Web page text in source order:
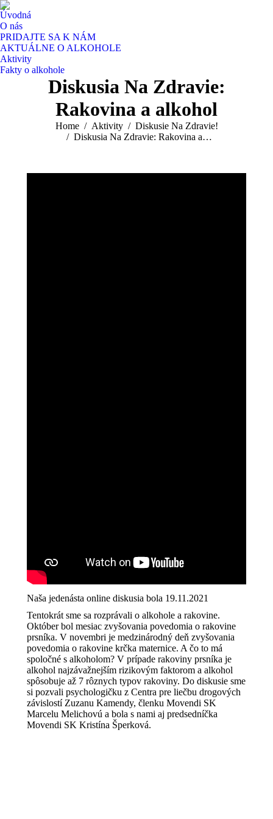
Úvodná
O nás
PRIDAJTE SA K NÁM
AKTUÁLNE O ALKOHOLE
Aktivity
Fakty o alkohole
Diskusia Na Zdravie:
Rakovina a alkohol
You are here:
Home Aktivity
Diskusie Na Zdravie!
Diskusia Na Zdravie: Rakovina a…
Naša jedenásta online diskusia bola 19.11.2021
Tentokrát sme sa rozprávali o alkohole a rakovine.
Október bol mesiac zvyšovania povedomia o rakovine
prsníka. V novembri je medzinárodný deň zvyšovania
povedomia o rakovine krčka maternice. A čo to má
spoločné s alkoholom? V prípade rakoviny prsníka je
alkohol najzávažnejším rizikovým faktorom a alkohol
spôsobuje až 7 rôznych typov rakoviny. Do diskusie sme
si pozvali psychologičku z Centra pre liečbu drogových
závislostí Zuzanu Kamendy, členku Movendi SK
Marcelu Melichovú a bola s nami aj predsedníčka
Movendi SK Kristína Šperková.